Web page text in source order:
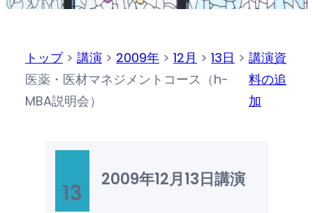
トップ> 講演 > 2009年 > 12月 > 13日 >
医薬・医材マネジメントコース（h-
MBA説明会）
講演資
料の追
加
13 2009年12月13日講演